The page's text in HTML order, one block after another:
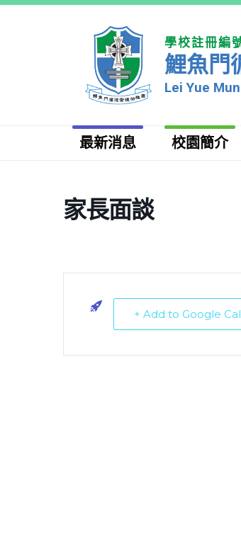
學校註冊編
鯉魚門
Lei Yue
最新消息 校園簡介
家長面談
+ Add to Google